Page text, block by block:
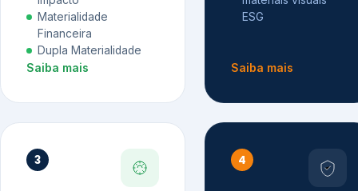
Materialidade
Financeira
Dupla Materialidade
Saiba mais
ESG
Saiba mais
3 4